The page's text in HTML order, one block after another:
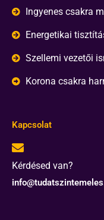
Ingyenes csakra
Energetikai
Szellemi vezetői
Korona csakra
Kapcsolat
Kérdésed van?